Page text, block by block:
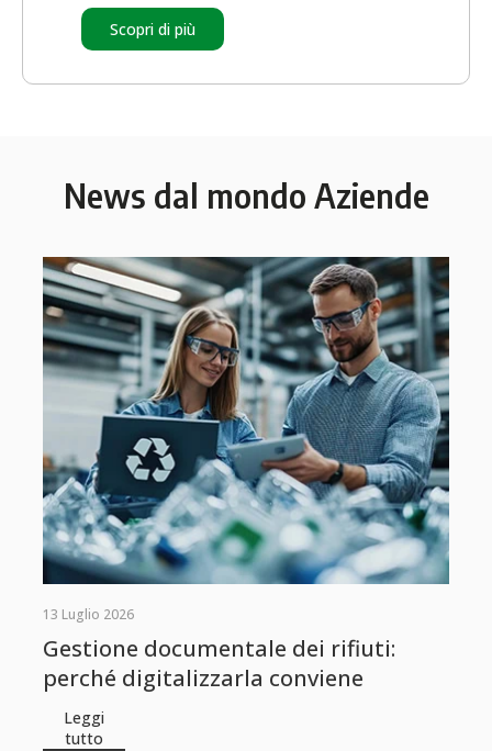
Scopri di più
News dal mondo Aziende
13 Luglio 2026
Gestione documentale dei rifiuti:
perché digitalizzarla conviene
Leggi
tutto